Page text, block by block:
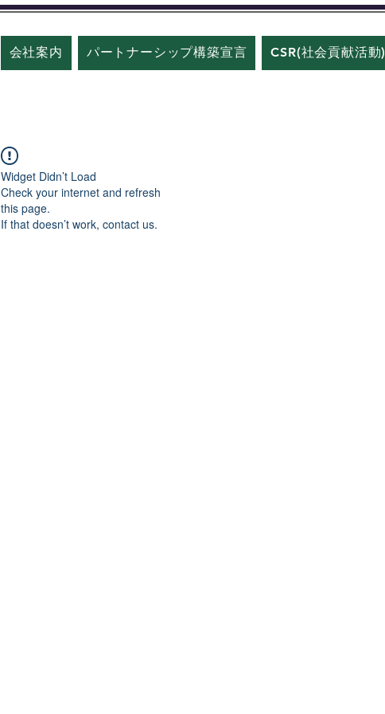
会社案内 パートナーシップ構築宣言 CSR(社会貢献活動)
Widget Didn’t Load
Check your internet and refresh
this page.
If that doesn’t work, contact us.